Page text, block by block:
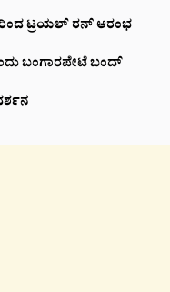
ಟ್ರಯಲ್ ರನ್ ಆರಂಭ
ಬಂಗಾರಪೇಟೆ ಬಂದ್